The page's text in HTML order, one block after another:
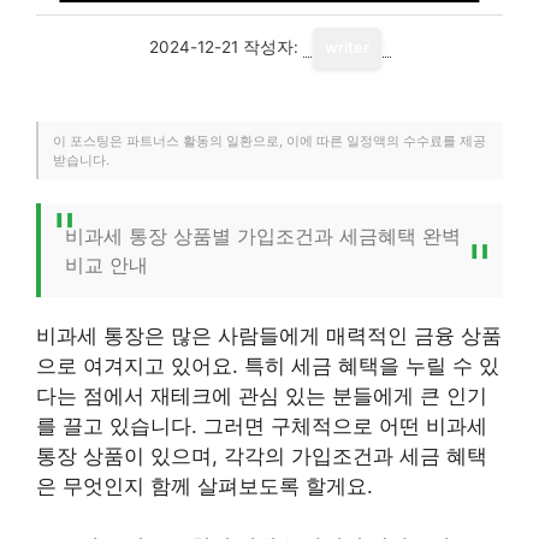
2024-12-21 작성자:
이 포스팅은 파트너스 활동의 일환으로, 이에 따른 일정액의 수수료를 제공
받습니다.
비과세 통장 상품별 가입조건과 세금혜택 완벽
비교 안내
비과세 통장은 많은 사람들에게 매력적인 금융 상품
으로 여겨지고 있어요. 특히 세금 혜택을 누릴 수 있
다는 점에서 재테크에 관심 있는 분들에게 큰 인기
를 끌고 있습니다. 그러면 구체적으로 어떤 비과세
통장 상품이 있으며, 각각의 가입조건과 세금 혜택
은 무엇인지 함께 살펴보도록 할게요.